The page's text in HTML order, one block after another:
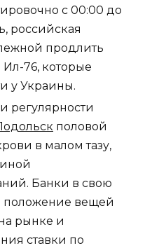
с 00:00 до
российская
продлить
76, которые
у Украины.
половой
в малом тазу,
Банки в свою
положение вещей
рынке и
ставки по